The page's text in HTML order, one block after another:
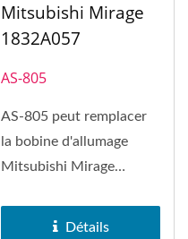
Mitsubishi Mirage
1832A057
AS-805
AS-805 peut remplacer
la bobine d'allumage
Mitsubishi Mirage
Attitude.
Détails